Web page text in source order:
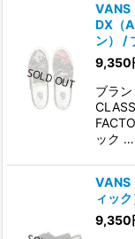
VANS
DX（
ン） /
9,350
ブラ
ック …
VANS
ィッ
9,350